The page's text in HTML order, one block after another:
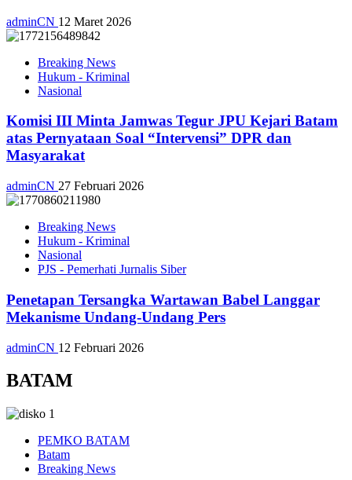
adminCN 12 Maret 2026
Breaking News
Hukum - Kriminal
Nasional
Komisi III Minta Jamwas Tegur JPU Kejari Batam
atas Pernyataan Soal “Intervensi” DPR dan
Masyarakat
adminCN 27 Februari 2026
Breaking News
Hukum - Kriminal
Nasional
PJS - Pemerhati Jurnalis Siber
Penetapan Tersangka Wartawan Babel Langgar
Mekanisme Undang-Undang Pers
adminCN 12 Februari 2026
BATAM
PEMKO BATAM
Batam
Breaking News